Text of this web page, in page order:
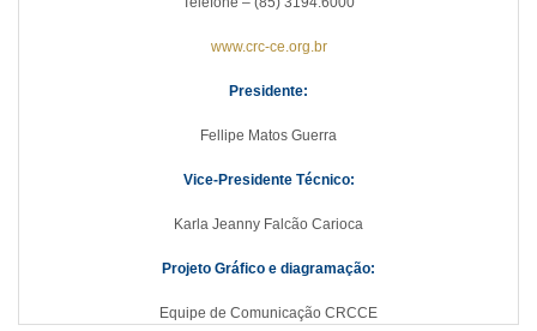
www.crc-ce.org.br
Presidente:
Fellipe Matos Guerra
Vice-Presidente Técnico:
Karla Jeanny Falcão Carioca
Projeto Gráfico e diagramação:
Equipe de Comunicação CRCCE